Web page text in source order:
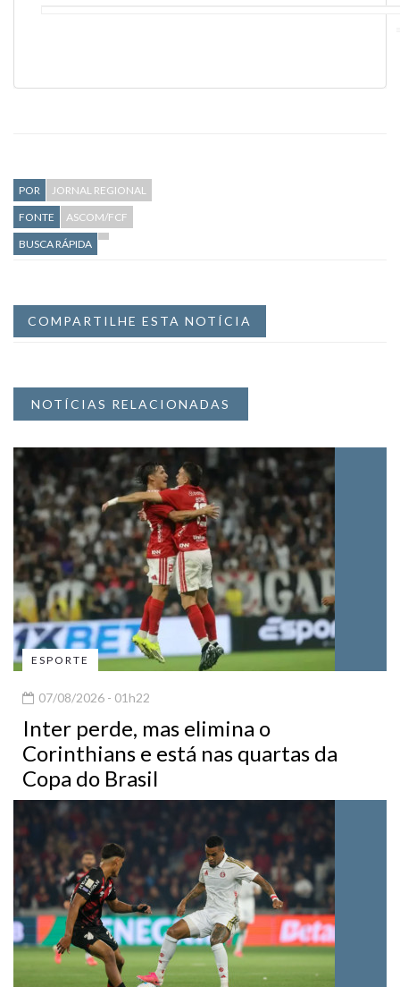
POR
JORNAL REGIONAL
FONTE
ASCOM/FCF
BUSCA RÁPIDA
COMPARTILHE ESTA NOTÍCIA
NOTÍCIAS RELACIONADAS
ESPORTE
07/08/2026 - 01h22
Inter perde, mas elimina o
Corinthians e está nas quartas da
Copa do Brasil